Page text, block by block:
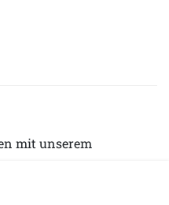
mit unserem